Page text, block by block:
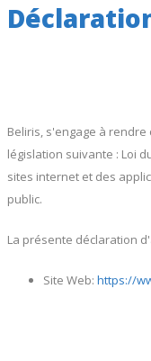
Beliris, s'engage à
législation suivante : Loi
sites internet et des
public.
La présente déclaration
Site Web: https://